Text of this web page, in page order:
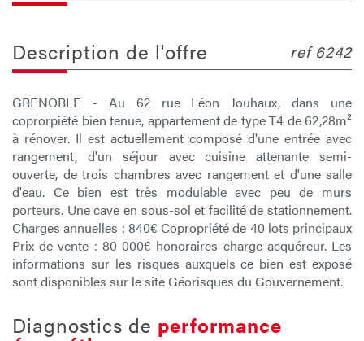
description de l'offre ref 6242
GRENOBLE - Au 62 rue Léon Jouhaux, dans une
coprorpiété bien tenue, appartement de type T4 de 62,28m²
à rénover. Il est actuellement composé d'une entrée avec
rangement, d'un séjour avec cuisine attenante semi-
ouverte, de trois chambres avec rangement et d'une salle
d'eau. Ce bien est très modulable avec peu de murs
porteurs. Une cave en sous-sol et facilité de stationnement.
Charges annuelles : 840€ Copropriété de 40 lots principaux
Prix de vente : 80 000€ honoraires charge acquéreur. Les
informations sur les risques auxquels ce bien est exposé
sont disponibles sur le site Géorisques du Gouvernement.
diagnostics de performance